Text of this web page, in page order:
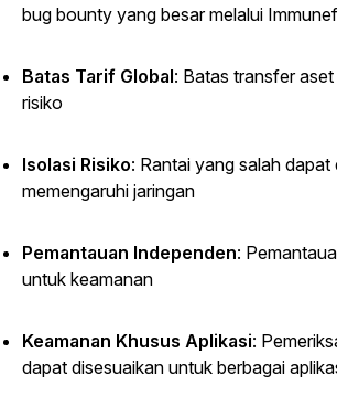
bug bounty yang besar melalui
Batas Tarif Global: Batas transfer
risiko
Isolasi Risiko: Rantai yang salah dapat
memengaruhi jaringan
Pemantauan Independen:
untuk keamanan
Keamanan Khusus Aplikasi:
dapat disesuaikan untuk berbagai